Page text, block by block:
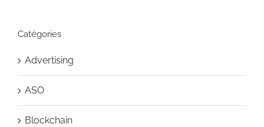
Catégories
Advertising
ASO
Blockchain